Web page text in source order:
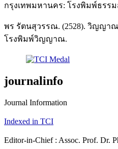
กรุงเทพมหานคร: โรงพิมพ์ธรร
พร รัตนสุวรรณ. (2528). วิญญา
โรงพิมพ์วิญญาณ.
journalinfo
Journal Information
Indexed in TCI
Editor-in-Chief : Assoc. Prof. Dr.